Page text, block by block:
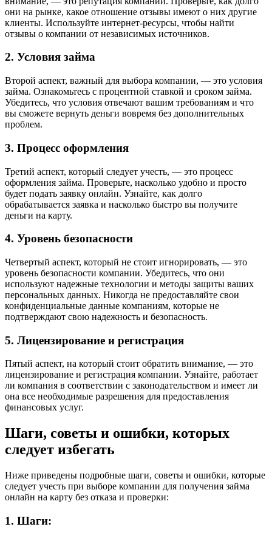
они на рынке, какое отношение отзывы имеют о них другие
клиенты. Используйте интернет-ресурсы, чтобы найти
отзывы о компании от независимых источников.
2. Условия займа
Второй аспект, важный для выбора компании, — это условия
займа. Ознакомьтесь с процентной ставкой и сроком займа.
Убедитесь, что условия отвечают вашим требованиям и что
вы сможете вернуть деньги вовремя без дополнительных
проблем.
3. Процесс оформления
Третий аспект, который следует учесть, — это процесс
оформления займа. Проверьте, насколько удобно и просто
будет подать заявку онлайн. Узнайте, как долго
обрабатывается заявка и насколько быстро вы получите
деньги на карту.
4. Уровень безопасности
Четвертый аспект, который не стоит игнорировать, — это
уровень безопасности компании. Убедитесь, что они
используют надежные технологии и методы защиты ваших
персональных данных. Никогда не предоставляйте свои
конфиденциальные данные компаниям, которые не
подтверждают свою надежность и безопасность.
5. Лицензирование и регистрация
Пятый аспект, на который стоит обратить внимание, — это
лицензирование и регистрация компании. Узнайте, работает
ли компания в соответствии с законодательством и имеет ли
она все необходимые разрешения для предоставления
финансовых услуг.
Шаги, советы и ошибки, которых
следует избегать
Ниже приведены подробные шаги, советы и ошибки, которые
следует учесть при выборе компании для получения займа
онлайн на карту без отказа и проверки:
1. Шаги: